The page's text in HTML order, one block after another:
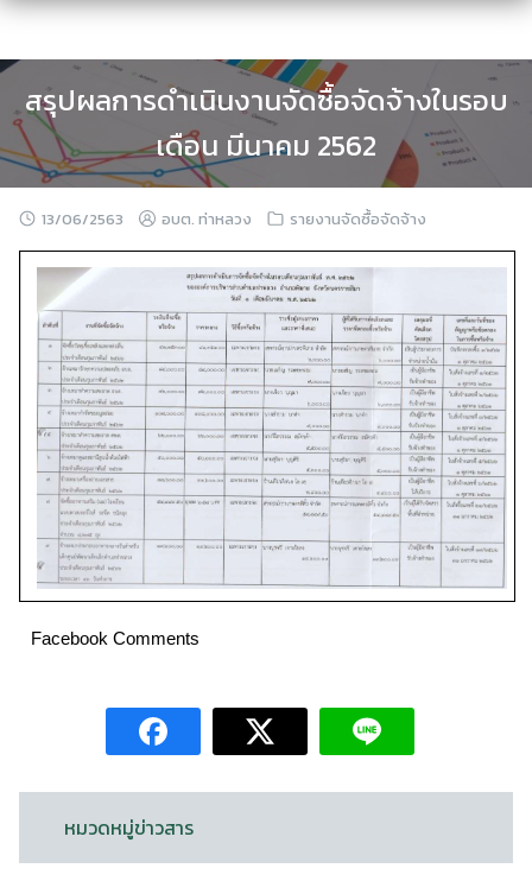
Skip
content
สรุปผลการดำเนินงานจัดซื้อจัดจ้างในรอบ
เดือน มีนาคม 2562
13/06/2563 อบต. ท่าหลวง รายงานจัดซื้อจัดจ้าง
Facebook Comments
หมวดหมู่ข่าวสาร